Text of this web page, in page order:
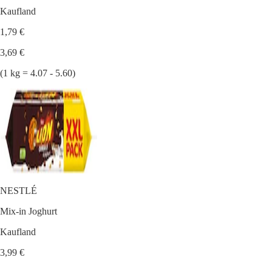
Kaufland
1,79 €
3,69 €
(1 kg = 4.07 - 5.60)
NESTLÉ
Mix-in Joghurt
Kaufland
3,99 €